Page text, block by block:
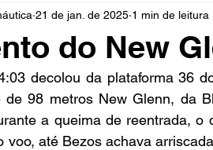
do New
21 de jan. de 2025 1 min de leitura
decolou da plataforma 36
de 98 metros New Glenn, da
a queima de reentrada, o
voo, até Bezos achava